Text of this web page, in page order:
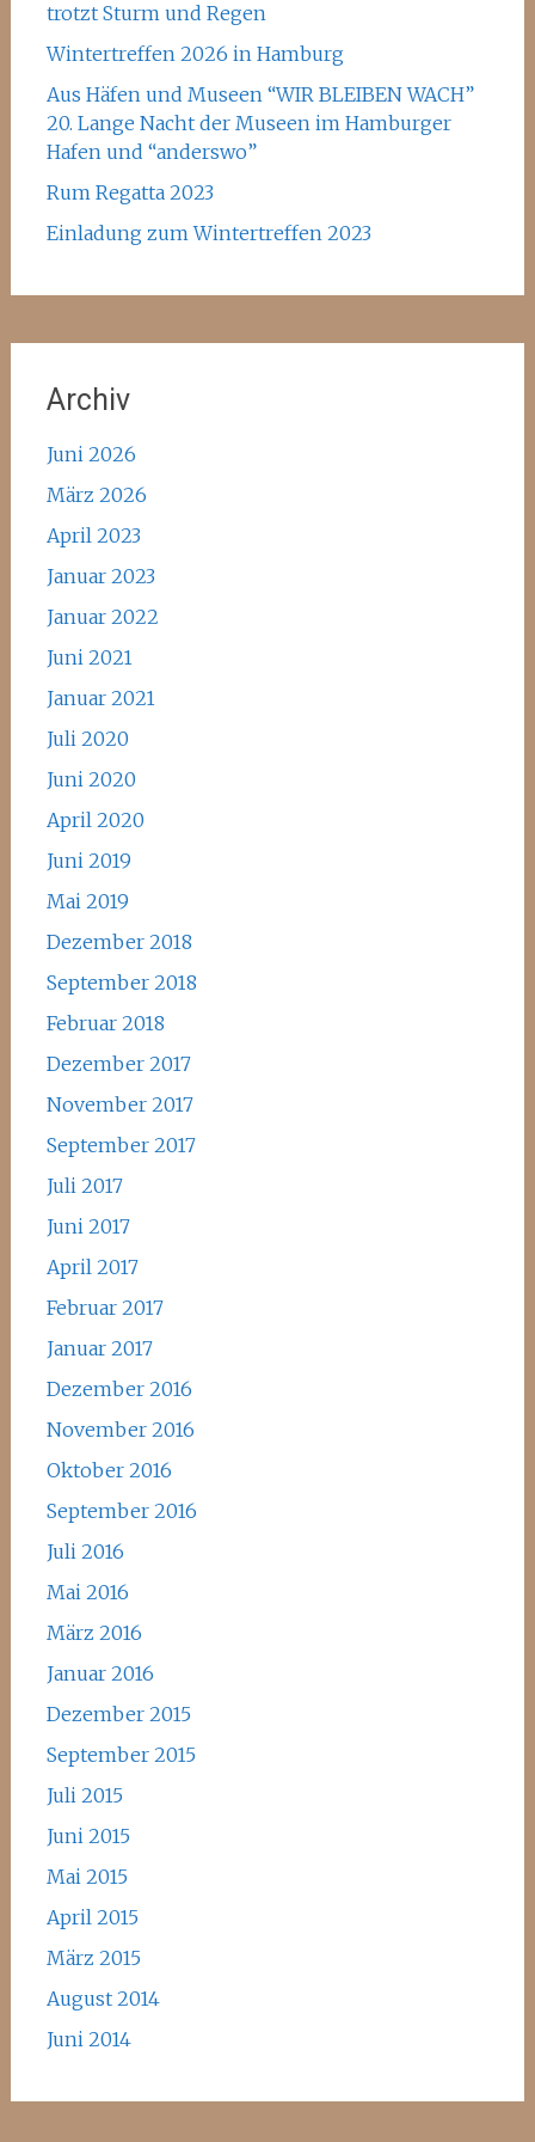
trotzt Sturm und Regen
Wintertreffen 2026 in Hamburg
Aus Häfen und Museen “WIR BLEIBEN WACH”
20. Lange Nacht der Museen im Hamburger
Hafen und “anderswo”
Rum Regatta 2023
Einladung zum Wintertreffen 2023
Archiv
Juni 2026
März 2026
April 2023
Januar 2023
Januar 2022
Juni 2021
Januar 2021
Juli 2020
Juni 2020
April 2020
Juni 2019
Mai 2019
Dezember 2018
September 2018
Februar 2018
Dezember 2017
November 2017
September 2017
Juli 2017
Juni 2017
April 2017
Februar 2017
Januar 2017
Dezember 2016
November 2016
Oktober 2016
September 2016
Juli 2016
Mai 2016
März 2016
Januar 2016
Dezember 2015
September 2015
Juli 2015
Juni 2015
Mai 2015
April 2015
März 2015
August 2014
Juni 2014